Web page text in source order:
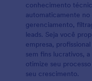
conhecimento
automaticamente
gerenciamento,
leads. Seja você
empresa,
sem fins lucrativos,
otimize seu
seu crescimento.